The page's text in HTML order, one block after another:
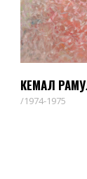
КЕМАЛ
1974-1975